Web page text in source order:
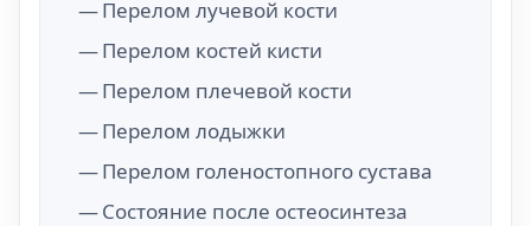
Перелом лучевой кости
Перелом костей кисти
Перелом плечевой кости
Перелом лодыжки
Перелом голеностопного сустава
Состояние после остеосинтеза